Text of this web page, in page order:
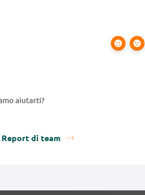
aiutarti?
Report di team